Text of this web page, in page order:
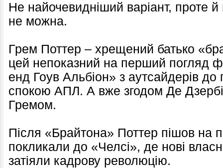
Не найочевидніший варіант, проте й
не можна.
Грем Поттер – хрещений батько
цей непоказний на перший погляд
енд Гоув Альбіон» з аутсайдерів
спокою АПЛ. А вже згодом Де
Гремом.
Після «Брайтона» Поттер пішов на
покликали до «Челсі», де нові
затіяли кадрову революцію.